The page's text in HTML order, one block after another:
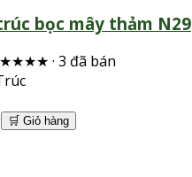
bọc mây thảm N29
· 3 đã bán
🛒 Giỏ hàng